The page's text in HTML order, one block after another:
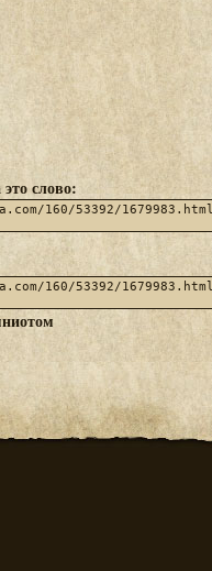
слово: